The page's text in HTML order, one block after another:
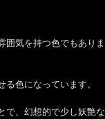
囲気を持つ色でもありま
色になっています。
で、幻想的で少し妖艶な